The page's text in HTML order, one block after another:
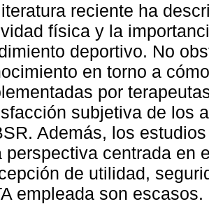
reciente ha
física y la
deportivo. No
en torno a
por
subjetiva de los
Además, los
perspectiva centrada en
de utilidad,
empleada son escasos.